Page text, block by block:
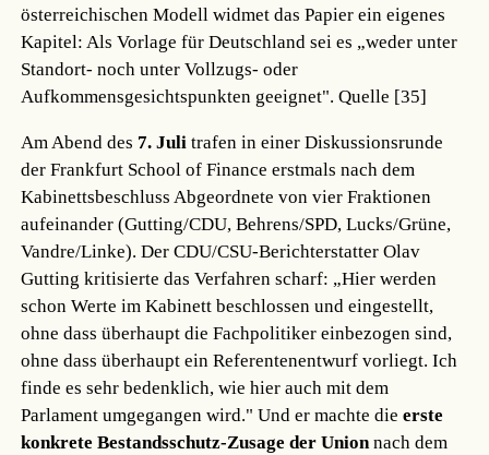
österreichischen Modell widmet das Papier ein eigenes
Kapitel: Als Vorlage für Deutschland sei es „weder unter
Standort- noch unter Vollzugs- oder
Aufkommensgesichtspunkten geeignet".Quelle [35]
Am Abend des 7. Juli trafen in einer Diskussionsrunde
der Frankfurt School of Finance erstmals nach dem
Kabinettsbeschluss Abgeordnete von vier Fraktionen
aufeinander (Gutting/CDU, Behrens/SPD, Lucks/Grüne,
Vandre/Linke). Der CDU/CSU-Berichterstatter Olav
Gutting kritisierte das Verfahren scharf: „Hier werden
schon Werte im Kabinett beschlossen und eingestellt,
ohne dass überhaupt die Fachpolitiker einbezogen sind,
ohne dass überhaupt ein Referentenentwurf vorliegt. Ich
finde es sehr bedenklich, wie hier auch mit dem
Parlament umgegangen wird." Und er machte dieerste
konkrete Bestandsschutz-Zusage der Unionnach dem